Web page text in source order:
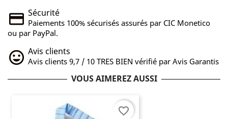
Sécurité
Paiements 100% sécurisés assurés par CIC Monetico
ou par PayPal.
Avis clients
Avis clients 9,7 / 10 TRES BIEN vérifié par Avis Garantis
VOUS AIMEREZ AUSSI
favorite_border